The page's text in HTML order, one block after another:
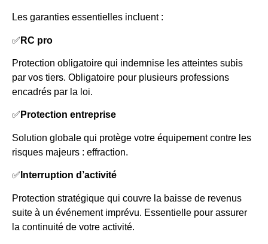
Les garanties essentielles incluent :
✅ RC pro
Protection obligatoire qui indemnise les atteintes subis
par vos tiers. Obligatoire pour plusieurs professions
encadrés par la loi.
✅ Protection entreprise
Solution globale qui protège votre équipement contre les
risques majeurs : effraction.
✅ Interruption d’activité
Protection stratégique qui couvre la baisse de revenus
suite à un événement imprévu. Essentielle pour assurer
la continuité de votre activité.